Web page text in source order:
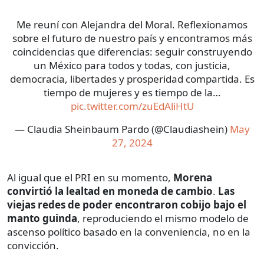
Me reuní con Alejandra del Moral. Reflexionamos
sobre el futuro de nuestro país y encontramos más
coincidencias que diferencias: seguir construyendo
un México para todos y todas, con justicia,
democracia, libertades y prosperidad compartida. Es
tiempo de mujeres y es tiempo de la…
pic.twitter.com/zuEdAliHtU
— Claudia Sheinbaum Pardo (@Claudiashein) May
27, 2024
Al igual que el PRI en su momento, Morena
convirtió la lealtad en moneda de cambio. Las
viejas redes de poder encontraron cobijo bajo el
manto guinda, reproduciendo el mismo modelo de
ascenso político basado en la conveniencia, no en la
convicción.